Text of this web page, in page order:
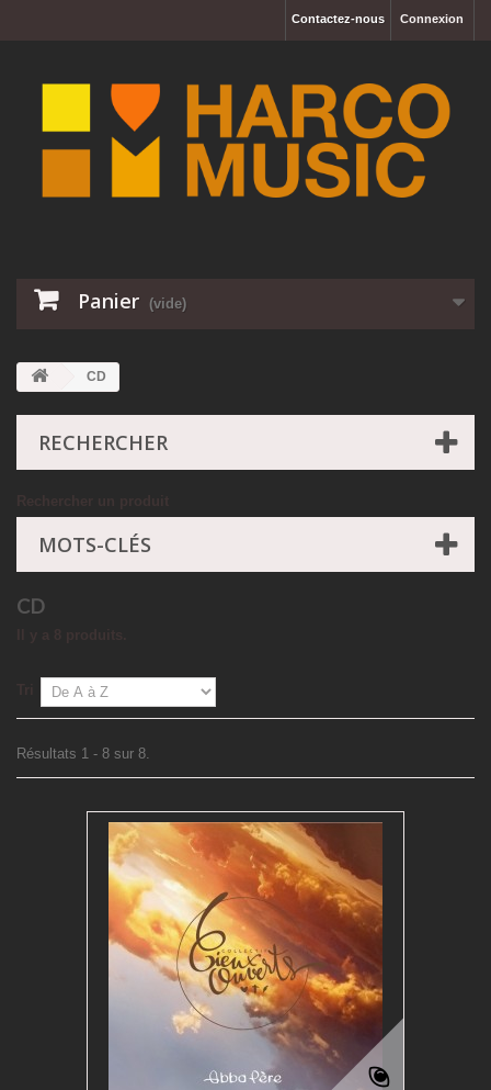
Connexion
Contactez-nous
Panier (vide)
CD
RECHERCHER
MOTS-CLÉS
CD
Résultats 1 - 8 sur 8.